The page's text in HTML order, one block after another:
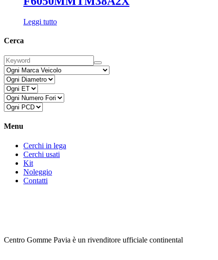
Leggi tutto
Cerca
Menu
Cerchi in lega
Cerchi usati
Kit
Noleggio
Contatti
Centro Gomme Pavia è un rivenditore ufficiale continental